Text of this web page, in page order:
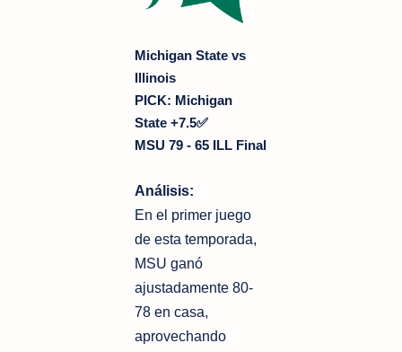
Michigan State vs
Illinois
PICK: Michigan
State +7.5✅
MSU 79 - 65 ILL Final
Análisis:
En el primer juego
de esta temporada,
MSU ganó
ajustadamente 80-
78 en casa,
aprovechando